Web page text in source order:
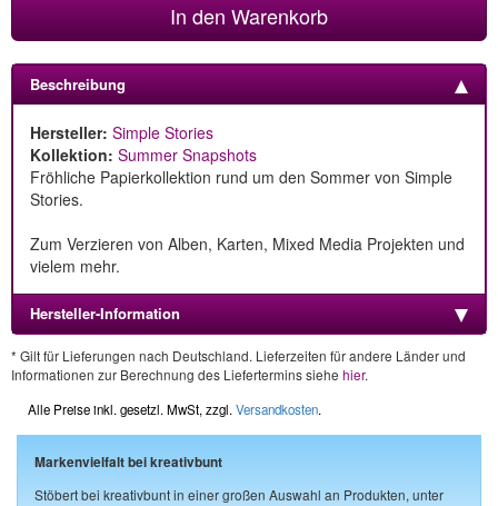
In den Warenkorb
Beschreibung
Hersteller: Simple Stories
Kollektion: Summer Snapshots
Fröhliche Papierkollektion rund um den Sommer von Simple
Stories.
Zum Verzieren von Alben, Karten, Mixed Media Projekten und
vielem mehr.
Hersteller-Information
* Gilt für Lieferungen nach Deutschland. Lieferzeiten für andere Länder und
Informationen zur Berechnung des Liefertermins siehe hier.
Alle Preise inkl. gesetzl. MwSt, zzgl. Versandkosten.
Markenvielfalt bei kreativbunt
Stöbert bei kreativbunt in einer großen Auswahl an Produkten, unter